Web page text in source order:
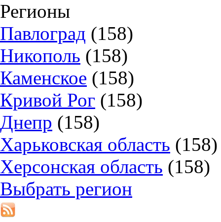
Регионы
Павлоград (158)
Никополь (158)
Каменское (158)
Кривой Рог (158)
Днепр (158)
Харьковская область (158)
Херсонская область (158)
Выбрать регион